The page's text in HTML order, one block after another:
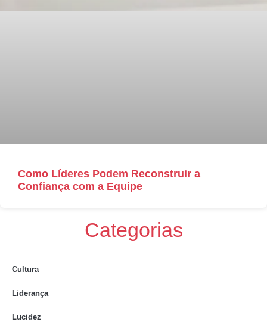
Como Líderes Podem Reconstruir a
Confiança com a Equipe
Categorias
Cultura
Liderança
Lucidez